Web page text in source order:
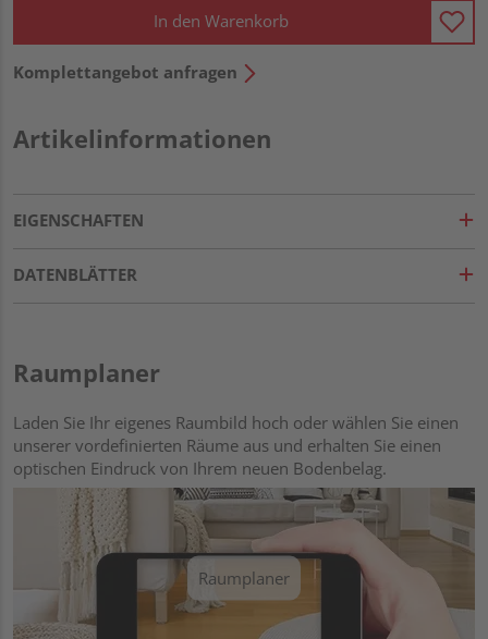
In den Warenkorb
Komplettangebot anfragen
Artikelinformationen
EIGENSCHAFTEN
DATENBLÄTTER
Raumplaner
Laden Sie Ihr eigenes Raumbild hoch oder wählen Sie einen
unserer vordefinierten Räume aus und erhalten Sie einen
optischen Eindruck von Ihrem neuen Bodenbelag.
Raumplaner